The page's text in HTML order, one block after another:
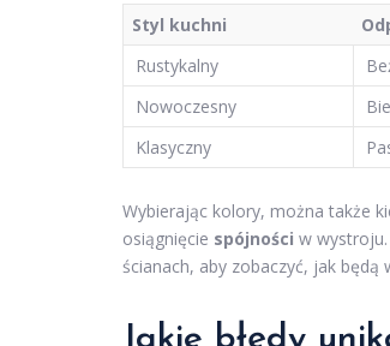
Styl kuchni
Rustykalny
Nowoczesny
Klasyczny
Wybierając kolory, można także
osiągnięcie spójności w
ścianach, aby zobaczyć, jak